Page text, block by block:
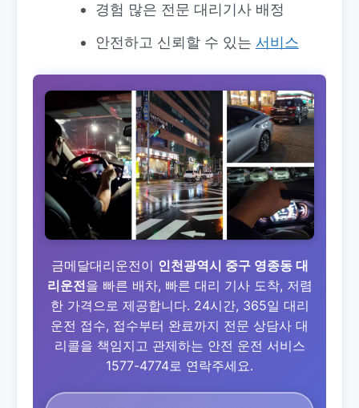
경험 많은 전문 대리기사 배정
안전하고 신뢰할 수 있는 서비스
금메달대리운전이 인천광역시 중구 영종동 대
리운전을 빠른 배차, 빠른 대리 기사 도착, 저렴
한 가격으로 제공합니다. 24시간, 365일 대리
운전 접수, 접수부터 완료까지 전문 상담사 대
리콜을 책임지고 관제하는 안전 운전 서비스
1577-4774로 연락주세요.